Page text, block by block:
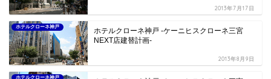
2013年7月17日
ホテルクローネ神戸
ホテルクローネ神戸 -ケーニヒスクローネ三宮
NEXT店建替計画-
2013年8月9日
ホテルクローネ神戸